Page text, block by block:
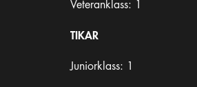
Veteranklass: 1
TIKAR
Juniorklass: 1